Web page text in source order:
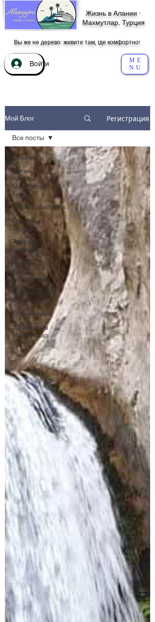
Жизнь в Алании -
Махмутлар, Турция
Вы же не дерево: живите там, где комфортно!
Войти
ME
NU
Мой Блог Регистрация
Все посты
Жизнь в
Алании -
Махмутлар,
Турция
alanya_desserts
Товары из
Турции
Турецкий
текстиль
Разное: обо
всем
помаленьку
Недвижимость
в Турции
Есть мнение
3Д печать в
Махмутлар
Все посты